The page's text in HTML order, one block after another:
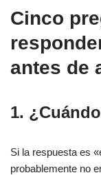
Cinco
antes de
1.
Si la respuesta es
probablemente no